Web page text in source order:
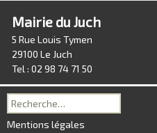
Mairie du Juch
5 Rue Louis Tymen
29100 Le Juch
Tel : 02 98 74 71 50
Recherche
pour :
Mentions légales